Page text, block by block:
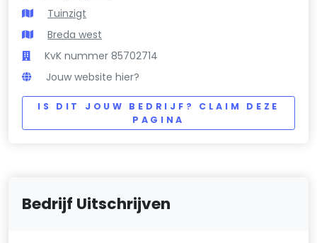
Tuinzigt
Breda west
KvK nummer 85702714
Jouw website hier?
IS DIT JOUW BEDRIJF? CLAIM DEZE
PAGINA
Bedrijf Uitschrijven